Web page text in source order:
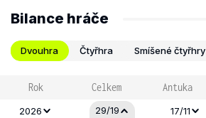
Bilance hráče
Dvouhra Čtyřhra Smíšené čtyřhry
Rok Celkem Antuka
2026 29/19 17/11